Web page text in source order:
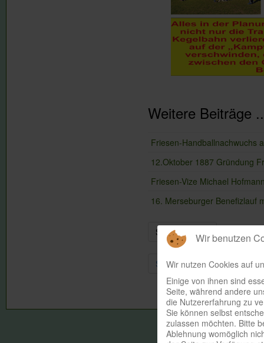
Weitere Beiträge
Friesen-Handballnachwuchs
12.Oktober 1887 Gründung
Friesen-Vize Michael
16. Merseburger Benefizlauf
Seite 8 von 90
Start Zurück 3 4
Wir benutzen
Wir nutzen Cookies auf
Einige von ihnen sind
Seite, während andere
die Nutzererfahrung zu
Sie können selbst
zulassen möchten. Bitte
Ablehnung womöglich